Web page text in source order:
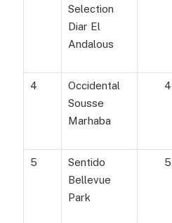
Selection
Diar El
Andalous
4
Occidental
Sousse
Marhaba
4
5
Sentido
Bellevue
Park
5